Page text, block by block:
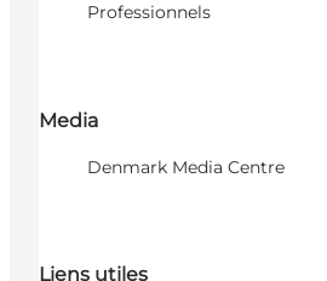
Professionnels
Media
Denmark Media Centre
Liens utiles